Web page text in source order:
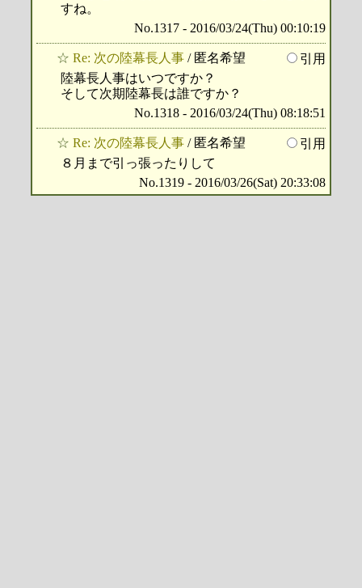
すね。
No.1317 - 2016/03/24(Thu) 00:10:19
☆ Re: 次の陸幕長人事 / 匿名希望
引用
陸幕長人事はいつですか？
そして次期陸幕長は誰ですか？
No.1318 - 2016/03/24(Thu) 08:18:51
☆ Re: 次の陸幕長人事 / 匿名希望
引用
８月まで引っ張ったりして
No.1319 - 2016/03/26(Sat) 20:33:08